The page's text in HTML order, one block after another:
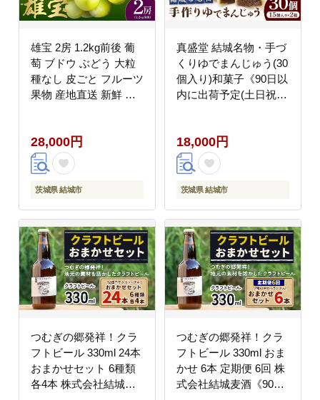
雄宝 2房 1.2kg前後 葡
萄 ブドウ ぶどう 大粒
種なし 皮ごと フルーツ
果物 産地直送 新鮮 ジ
城県 結城市《8月下
旬-9月下旬頃出荷予
定》會澤ぶどう・キウ
イフルーツ園 【配送不
yuki_aizw_18_2p---
28,000円
茨城県 結城市
真盛堂 結城名物・手づ
くりゆでまんじゅう(30
個入り)和菓子《90日以
内に出荷予定(土日祝除
茨城名物伝統 和菓子 疫
病平癒 疫病退散 小豆
自家製餡 北海道十勝産
餡 冷凍 自然解凍 お茶
土産 老舗 【配送不可地
域あり】(離島)---
yuki_ssd_5_30p---
18,000円
茨城県 結城市
つむぎの郷発祥！クラ
フトビール 330ml 24本
おまかせセット 6種類
各4本 株式会社結城麦
つむぎの郷発祥！クラ
フトビール 330ml おま
かせ 6本 定期便 6回 株
式会社結城麦酒《90日